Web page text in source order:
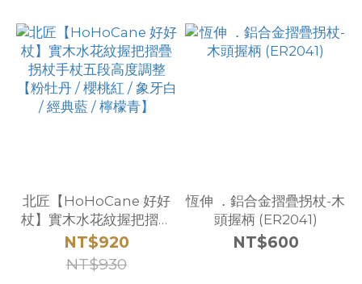
北匠【HoHoCane 好好
杖】實木水花紋握把摺疊
拐杖手杖五段高度調整
【粉牡丹 / 櫻桃紅 / 象牙白
/ 經典藍 / 檸檬青】
NT$920
NT$930
恆伸 ．鋁合金摺疊拐杖-木
頭握柄 (ER2041)
NT$600